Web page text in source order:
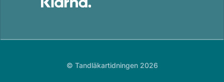
© Tandläkartidningen 2026